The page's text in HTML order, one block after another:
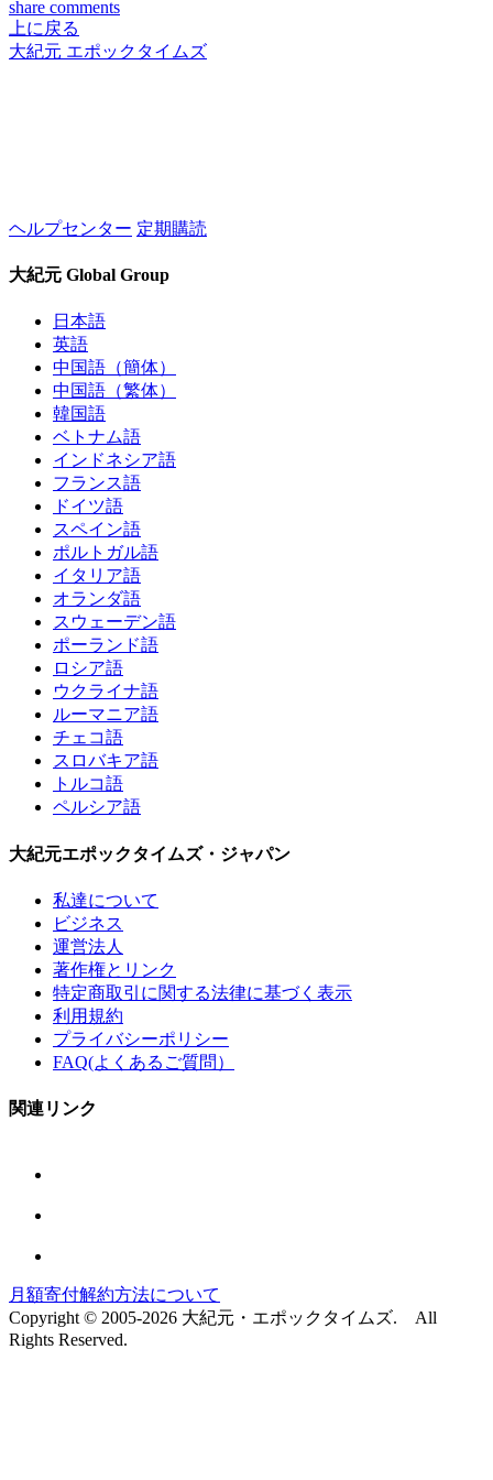
share comments
上に戻る
大紀元 エポックタイムズ
ヘルプセンター 定期購読
大紀元 Global Group
日本語
英語
中国語（簡体）
中国語（繁体）
韓国語
ベトナム語
インドネシア語
フランス語
ドイツ語
スペイン語
ポルトガル語
イタリア語
オランダ語
スウェーデン語
ポーランド語
ロシア語
ウクライナ語
ルーマニア語
チェコ語
スロバキア語
トルコ語
ペルシア語
大紀元エポックタイムズ・ジャパン
私達について
ビジネス
運営法人
著作権とリンク
特定商取引に関する法律に基づく表示
利用規約
プライバシーポリシー
FAQ(よくあるご質問）
関連リンク
月額寄付解約方法について
Copyright © 2005-2026 大紀元・エポックタイムズ. All
Rights Reserved.